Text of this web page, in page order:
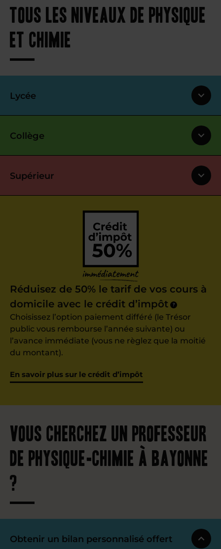
tous les niveaux de physique
et chimie
Lycée
Collège
Supérieur
Réduisez de 50% le tarif de vos cours à
domicile avec le crédit d’impôt
?
Choisissez l’option paiement différé (le Trésor
public vous rembourse l’année suivante) ou
l’avance immédiate (vous ne règlez que la moitié
du montant).
En savoir plus sur le crédit d’impôt
Vous cherchez un professeur
de physique-chimie à Bayonne
?
Obtenir un bilan personnalisé offert